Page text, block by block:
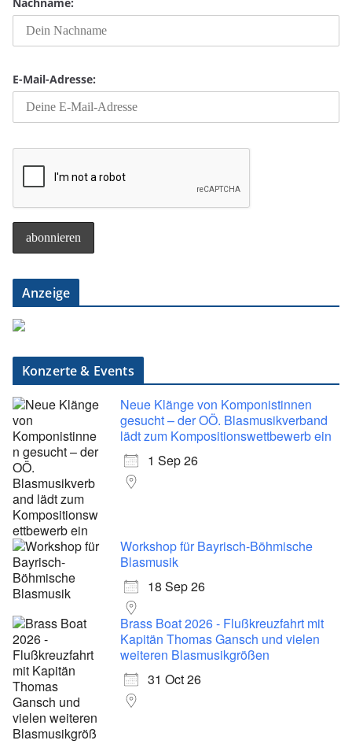
E-Mail-Adresse:
Anzeige
Konzerte & Events
Neue Klänge von Komponistinnen
gesucht – der OÖ. Blasmusikverband
lädt zum Kompositionswettbewerb ein
1 Sep 26
Workshop für Bayrisch-Böhmische
Blasmusik
18 Sep 26
Brass Boat 2026 - Flußkreuzfahrt mit
Kapitän Thomas Gansch und vielen
weiteren Blasmusikgrößen
31 Oct 26